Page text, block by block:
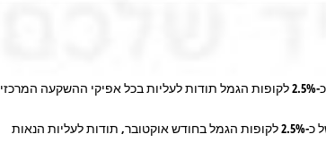
תשואה משוקללת חיובית של כ-2.5% לקופות הגמל בחודש אוקטובר, תודות לעליות הנאות